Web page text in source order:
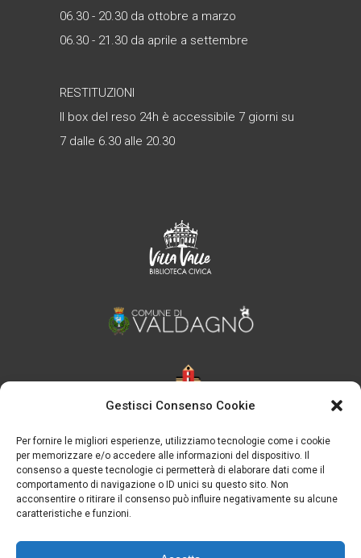
Gestisci Consenso Cookie
Per fornire le migliori esperienze, utilizziamo tecnologie come i cookie
per memorizzare e/o accedere alle informazioni del dispositivo. Il
consenso a queste tecnologie ci permetterà di elaborare dati come il
comportamento di navigazione o ID unici su questo sito. Non
acconsentire o ritirare il consenso può influire negativamente su alcune
caratteristiche e funzioni.
06.30 - 20.30 da ottobre a marzo
06.30 - 21.30 da aprile a settembre
RESTITUZIONI
Il box del reso 24h è accessibile 7 giorni su
7 dalle 6.30 alle 20.30